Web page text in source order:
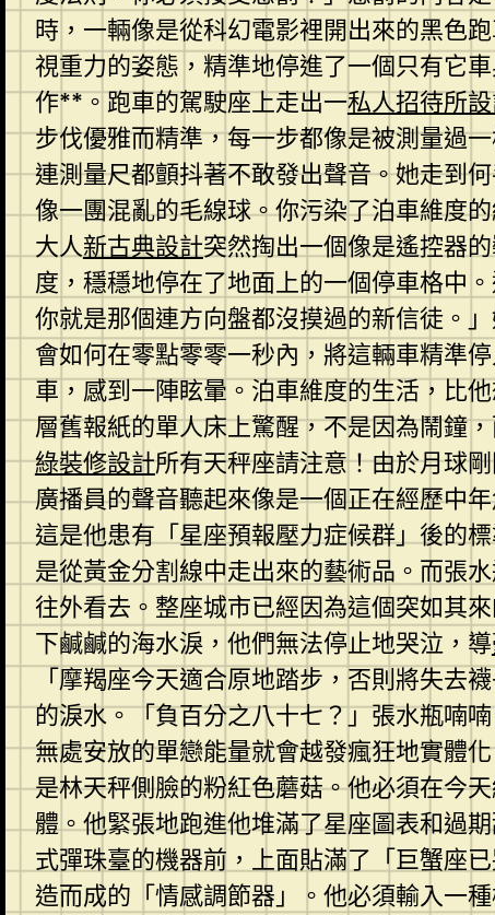
時，一輛像是從科幻電影裡開出來的黑色
視重力的姿態，精準地停進了一個只有它
作**。跑車的駕駛座上走出一私人招待所
步伐優雅而精準，每一步都像是被測量過
連測量尺都顫抖著不敢發出聲音。她走到
像一團混亂的毛線球。你污染了泊車維度
大人新古典設計突然掏出一個像是遙控器
度，穩穩地停在了地面上的一個停車格中
你就是那個連方向盤都沒摸過的新信徒。
會如何在零點零零一秒內，將這輛車精準
車，感到一陣眩暈。泊車維度的生活，比
層舊報紙的單人床上驚醒，不是因為鬧鐘
綠裝修設計所有天秤座請注意！由於月球
廣播員的聲音聽起來像是一個正在經歷中
這是他患有「星座預報壓力症候群」後的
是從黃金分割線中走出來的藝術品。而張
往外看去。整座城市已經因為這個突如其
下鹹鹹的海水淚，他們無法停止地哭泣，導
「摩羯座今天適合原地踏步，否則將失去
的淚水。「負百分之八十七？」張水瓶喃
無處安放的單戀能量就會越發瘋狂地實體
是林天秤側臉的粉紅色蘑菇。他必須在今
體。他緊張地跑進他堆滿了星座圖表和過
式彈珠臺的機器前，上面貼滿了「巨蟹座
造而成的「情感調節器」。他必須輸入一